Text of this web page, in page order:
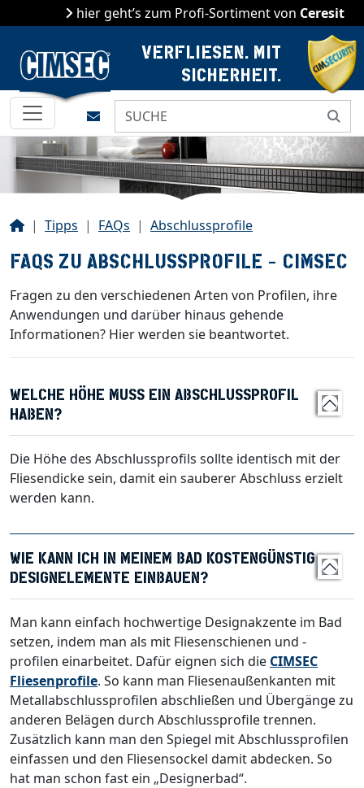
hier geht’s zum Profi-Sortiment von Ceresit
VERFLIESEN. MIT
SICHERHEIT.
Kontakt
StartTipps FAQs Abschlussprofile
FAQS ZU ABSCHLUSSPROFILE - CIMSEC
Fragen zu den verschiedenen Arten von Profilen, ihre
Anwendungen und darüber hinaus gehende
Informationen? Hier werden sie beantwortet.
WELCHE HÖHE MUSS EIN ABSCHLUSSPROFIL
HABEN?
Die Höhe des Abschlussprofils sollte identisch mit der
Fliesendicke sein, damit ein sauberer Abschluss erzielt
werden kann.
WIE KANN ICH IN MEINEM BAD KOSTENGÜNSTIG
DESIGNELEMENTE EINBAUEN?
Man kann einfach hochwertige Designakzente im Bad
setzen, indem man als mit Fliesenschienen und -
profilen einarbeitet. Dafür eignen sich die CIMSEC
Fliesenprofile. So kann man Fliesenaußenkanten mit
Metallabschlussprofilen abschließen und Übergänge zu
anderen Belägen durch Abschlussprofile trennen.
Zusätzlich kann man den Spiegel mit Abschlussprofilen
einfassen und den Fliesensockel damit abdecken. So
hat man schon fast ein „Designerbad“.